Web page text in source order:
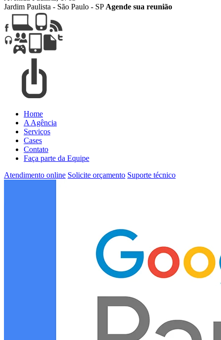
Jardim Paulista - São Paulo - SP Agende sua reunião
Home
A Agência
Serviços
Cases
Contato
Faça parte da Equipe
Atendimento online Solicite orçamento Suporte técnico